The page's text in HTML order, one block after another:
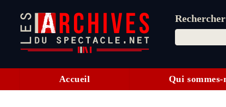
Accueil Qui sommes-